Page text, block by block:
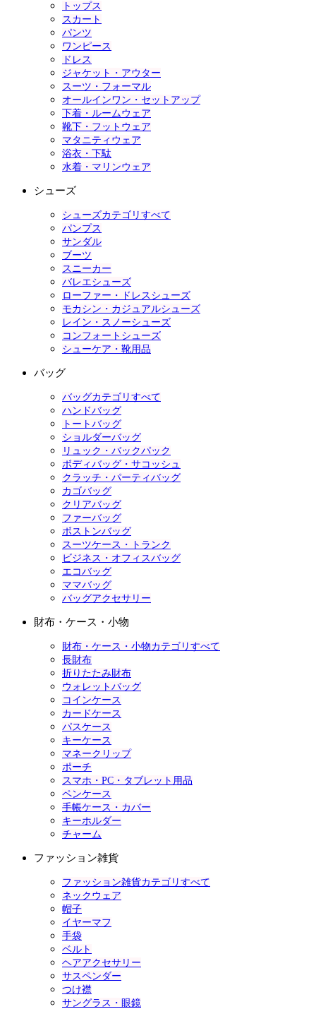
トップス
スカート
パンツ
ワンピース
ドレス
ジャケット・アウター
スーツ・フォーマル
オールインワン・セットアップ
下着・ルームウェア
靴下・フットウェア
マタニティウェア
浴衣・下駄
水着・マリンウェア
シューズ
シューズカテゴリすべて
パンプス
サンダル
ブーツ
スニーカー
バレエシューズ
ローファー・ドレスシューズ
モカシン・カジュアルシューズ
レイン・スノーシューズ
コンフォートシューズ
シューケア・靴用品
バッグ
バッグカテゴリすべて
ハンドバッグ
トートバッグ
ショルダーバッグ
リュック・バックパック
ボディバッグ・サコッシュ
クラッチ・パーティバッグ
カゴバッグ
クリアバッグ
ファーバッグ
ボストンバッグ
スーツケース・トランク
ビジネス・オフィスバッグ
エコバッグ
ママバッグ
バッグアクセサリー
財布・ケース・小物
財布・ケース・小物カテゴリすべて
長財布
折りたたみ財布
ウォレットバッグ
コインケース
カードケース
パスケース
キーケース
マネークリップ
ポーチ
スマホ・PC・タブレット用品
ペンケース
手帳ケース・カバー
キーホルダー
チャーム
ファッション雑貨
ファッション雑貨カテゴリすべて
ネックウェア
帽子
イヤーマフ
手袋
ベルト
ヘアアクセサリー
サスペンダー
つけ襟
サングラス・眼鏡